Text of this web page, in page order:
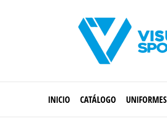
INICIO CATÁLOGO UNIFORMES